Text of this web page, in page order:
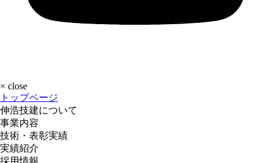
× close
トップページ
伸浩技建について
事業内容
技術・表彰実績
実績紹介
採用情報